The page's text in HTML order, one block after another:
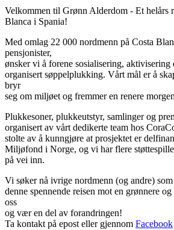
Velkommen til Grønn Alderdom - Et helårs
Blanca i Spania!
Med omlag 22 000 nordmenn på Costa
pensjonister,
ønsker vi å forene sosialisering,
organisert søppelplukking. Vårt mål er å
bryr
seg om miljøet og fremmer en renere
Plukkesoner, plukkeutstyr, samlinger og
organisert av vårt dedikerte team hos
stolte av å kunngjøre at prosjektet er
Miljøfond i Norge, og vi har flere
på vei inn.
Vi søker nå ivrige nordmenn (og andre)
denne spennende reisen mot en grønnere
oss
og vær en del av forandringen!
Ta kontakt på epost eller gjennom Facebook